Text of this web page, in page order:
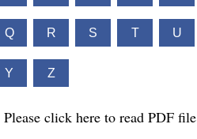
Q R S T U
Y Z
Please click here to read PDF file